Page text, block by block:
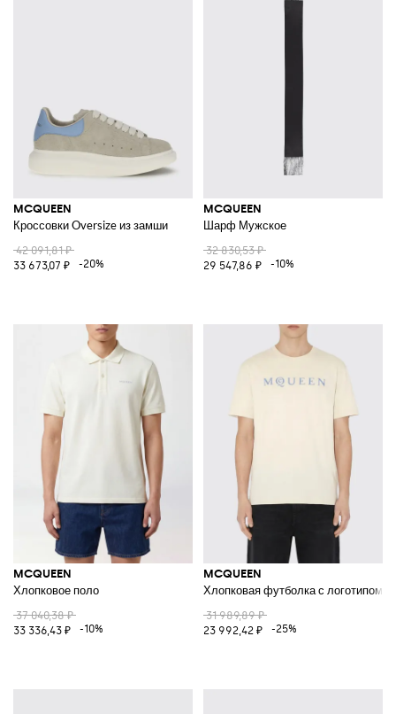
MCQUEEN
Кроссовки Oversize из замши
42 091,81 ₽
33 673,07 ₽
-20%
MCQUEEN
Шарф Мужское
32 830,53 ₽
29 547,86 ₽
-10%
MCQUEEN
Хлопковое поло
37 040,38 ₽
33 336,43 ₽
-10%
MCQUEEN
Хлопковая футболка с логотипом
31 989,89 ₽
23 992,42 ₽
-25%